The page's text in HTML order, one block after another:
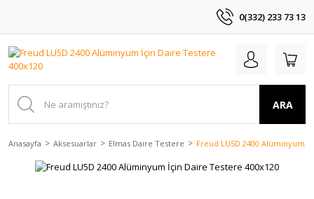
0(332) 233 73 13
ARA
Anasayfa Aksesuarlar Elmas Daire Testere Freud LU5D 2400 Alüminyum